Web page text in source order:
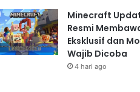
Minecraft
Resmi
Eksklusif dan
Wajib Dicoba
4 hari ago